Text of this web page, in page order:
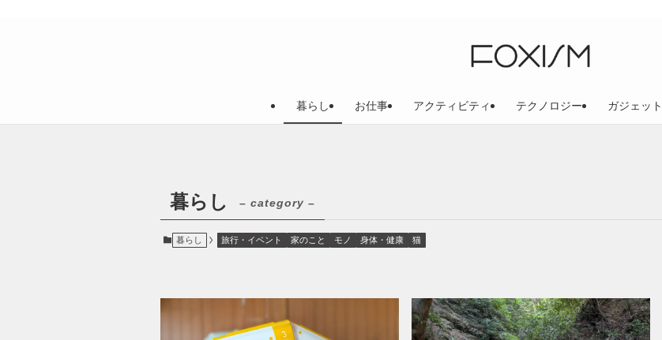
暮らし お仕事 アクティビティ テクノロジー ガジェット
暮らし – category –
暮らし 旅行・イベント 家のこと モノ 身体・健康 猫